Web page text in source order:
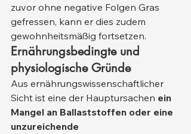
zuvor ohne negative Folgen Gras
gefressen, kann er dies zudem
gewohnheitsmäßig fortsetzen.
Ernährungsbedingte und
physiologische Gründe
Aus ernährungswissenschaftlicher
Sicht ist eine der Hauptursachen ein
Mangel an Ballaststoffen oder eine
unzureichende